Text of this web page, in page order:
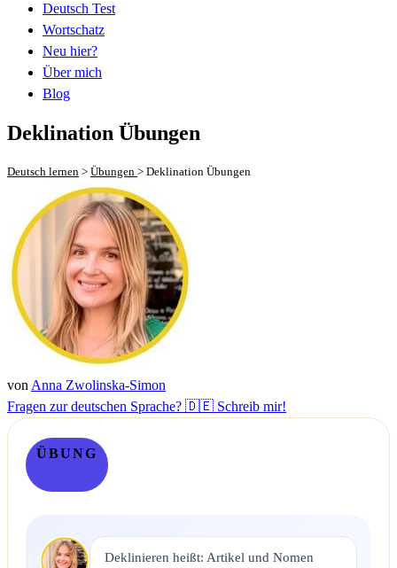
Deutsch Test
Wortschatz
Neu hier?
Über mich
Blog
Deklination Übungen
Deutsch lernen > Übungen > Deklination Übungen
von Anna Zwolinska-Simon
Fragen zur deutschen Sprache? 🇩🇪 Schreib mir!
ÜBUNG
Deklinieren heißt: Artikel und Nomen